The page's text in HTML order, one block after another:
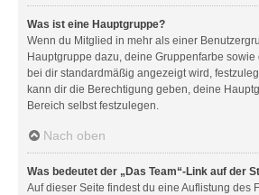
Was ist eine Hauptgruppe?
Wenn du Mitglied in mehr als einer
Hauptgruppe dazu, deine Gruppenfarbe
bei dir standardmäßig angezeigt wird,
kann dir die Berechtigung geben, deine
Bereich selbst festzulegen.
Nach oben
Was bedeutet der „Das Team“-Link auf der
Auf dieser Seite findest du eine Auflistung des